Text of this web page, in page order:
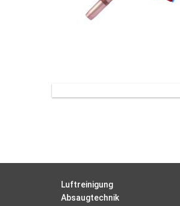
Luftreinigung
Absaugtechnik